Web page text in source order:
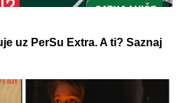
uz PerSu Extra. A ti? Saznaj